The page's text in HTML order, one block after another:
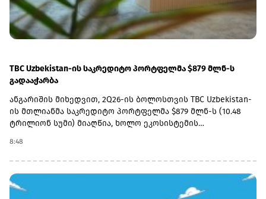
დავასრულოთ“, - განაცხადა აბაშიძემ.
TBC Uzbekistan-ის საკრედიტო პორტფელმა $879 მლნ-ს
გადააჭარბა
ანგარიშის მიხედვით, 2Q26-ის ბოლოსთვის TBC Uzbekistan-
ის მთლიანმა საკრედიტო პორტფელმა $879 მლნ-ს (10.48
ტრილიონ სუმი) მიაღწია, ხოლო ეკოსისტემის
საგადახდო ოპერაციების მოცულობა 2Q26-ში წლიურად
45%-ით გაიზარდა და $3.25 მლრდ-ს (38.8 ტრილიონ სუმი)
გადააჭარბა, რაც უზბეკეთის მთლიანი საგადახდო ბაზრის
20%-ზე მეტს შეადგენს.2Q26-ში TBC Uzbekistan-ის წმინდა
8:48